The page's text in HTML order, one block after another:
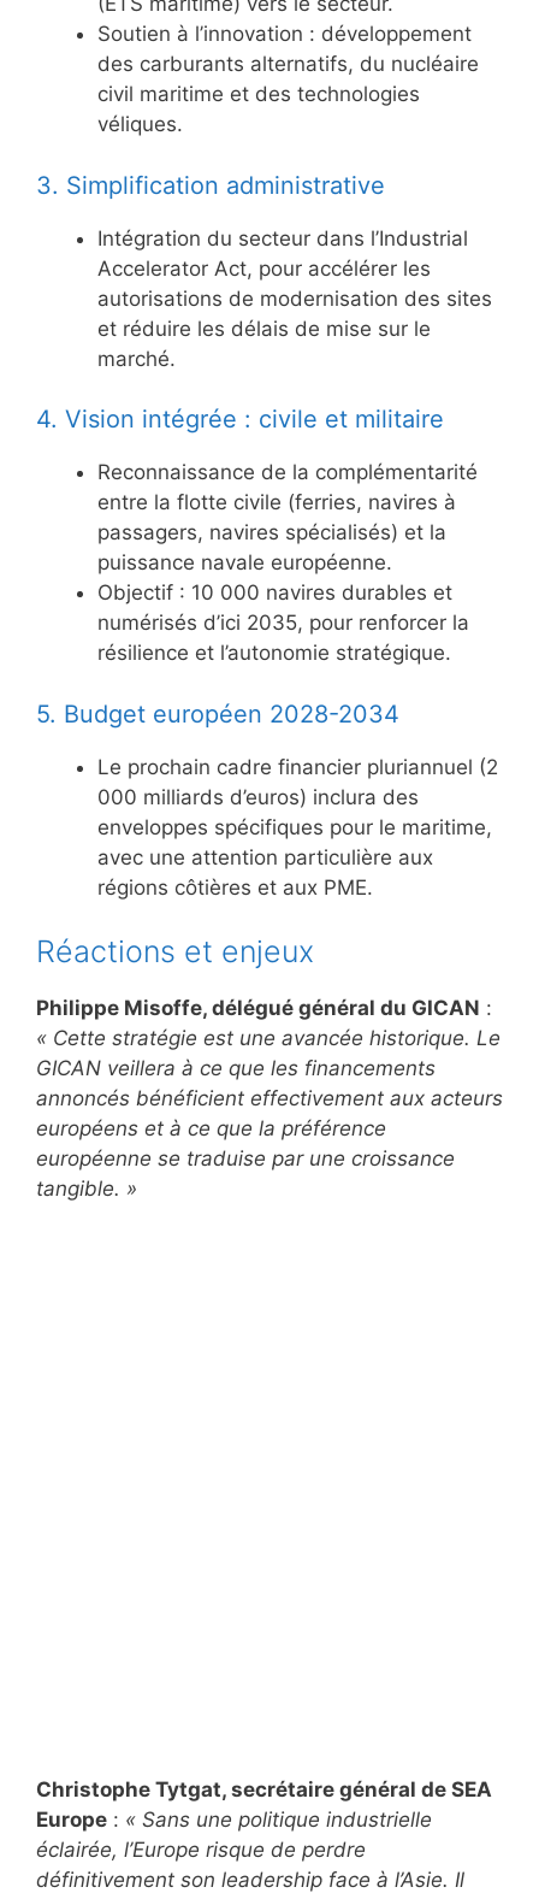
Soutien à l’innovation : développement
des carburants alternatifs, du nucléaire
civil maritime et des technologies
véliques.
3. Simplification administrative
Intégration du secteur dans l’Industrial
Accelerator Act, pour accélérer les
autorisations de modernisation des sites
et réduire les délais de mise sur le
marché.
4. Vision intégrée : civile et militaire
Reconnaissance de la complémentarité
entre la flotte civile (ferries, navires à
passagers, navires spécialisés) et la
puissance navale européenne.
Objectif : 10 000 navires durables et
numérisés d’ici 2035, pour renforcer la
résilience et l’autonomie stratégique.
5. Budget européen 2028-2034
Le prochain cadre financier pluriannuel (2
000 milliards d’euros) inclura des
enveloppes spécifiques pour le maritime,
avec une attention particulière aux
régions côtières et aux PME.
Réactions et enjeux
Philippe Misoffe, délégué général du GICAN :
« Cette stratégie est une avancée historique. Le
GICAN veillera à ce que les financements
annoncés bénéficient effectivement aux acteurs
européens et à ce que la préférence
européenne se traduise par une croissance
tangible. »
Christophe Tytgat, secrétaire général de SEA
Europe : « Sans une politique industrielle
éclairée, l’Europe risque de perdre
définitivement son leadership face à l’Asie. Il